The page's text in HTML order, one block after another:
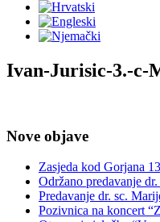
Ivan-Jurisic-3.-c-
Nove objave
Zasjeda kod Gorjana
Održano predavanje
Predavanje dr. sc.
Pozivnica na koncert